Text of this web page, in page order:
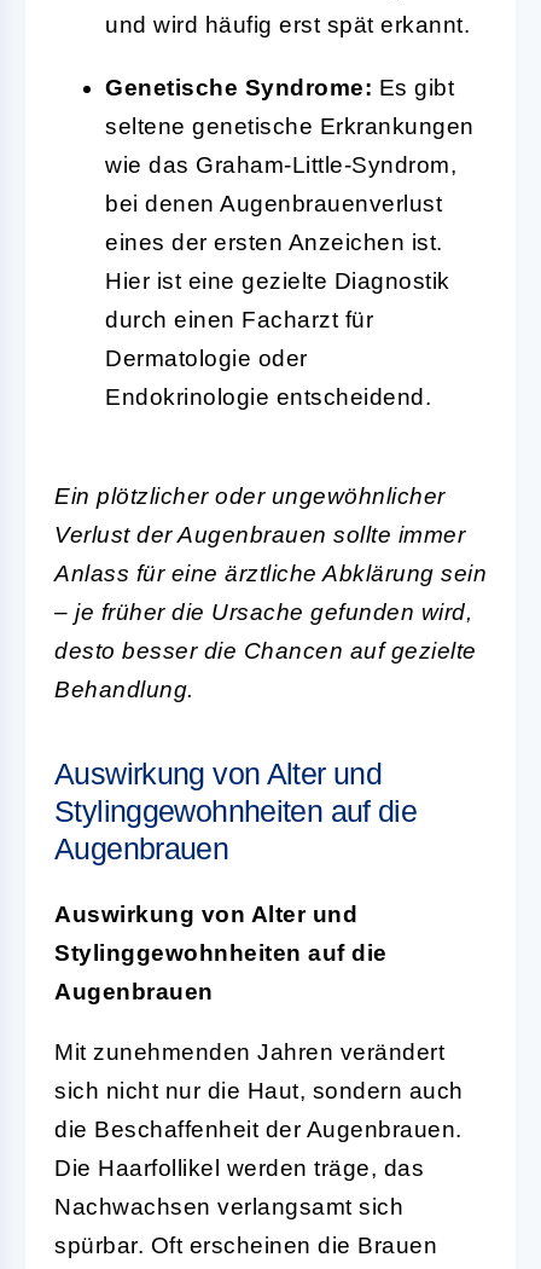
und wird häufig erst spät erkannt.
Genetische Syndrome: Es gibt
seltene genetische Erkrankungen
wie das Graham-Little-Syndrom,
bei denen Augenbrauenverlust
eines der ersten Anzeichen ist.
Hier ist eine gezielte Diagnostik
durch einen Facharzt für
Dermatologie oder
Endokrinologie entscheidend.
Ein plötzlicher oder ungewöhnlicher
Verlust der Augenbrauen sollte immer
Anlass für eine ärztliche Abklärung sein
– je früher die Ursache gefunden wird,
desto besser die Chancen auf gezielte
Behandlung.
Auswirkung von Alter und
Stylinggewohnheiten auf die
Augenbrauen
Auswirkung von Alter und
Stylinggewohnheiten auf die
Augenbrauen
Mit zunehmenden Jahren verändert
sich nicht nur die Haut, sondern auch
die Beschaffenheit der Augenbrauen.
Die Haarfollikel werden träge, das
Nachwachsen verlangsamt sich
spürbar. Oft erscheinen die Brauen